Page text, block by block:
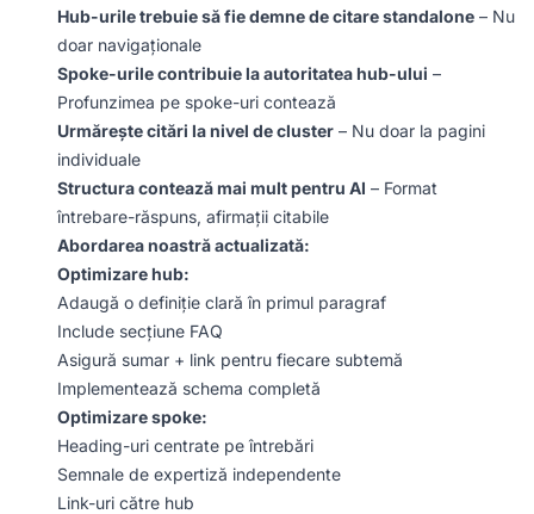
Hub-urile trebuie să fie demne de citare standalone – Nu
doar navigaționale
Spoke-urile contribuie la autoritatea hub-ului –
Profunzimea pe spoke-uri contează
Urmărește citări la nivel de cluster – Nu doar la pagini
individuale
Structura contează mai mult pentru AI – Format
întrebare-răspuns, afirmații citabile
Abordarea noastră actualizată:
Optimizare hub:
Adaugă o definiție clară în primul paragraf
Include secțiune FAQ
Asigură sumar + link pentru fiecare subtemă
Implementează schema completă
Optimizare spoke:
Heading-uri centrate pe întrebări
Semnale de expertiză independente
Link-uri către hub